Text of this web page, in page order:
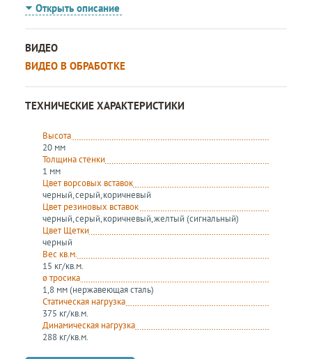
Открыть описание
ВИДЕО
ВИДЕО В ОБРАБОТКЕ
ТЕХНИЧЕСКИЕ ХАРАКТЕРИСТИКИ
Высота
20 мм
Толщина стенки
1 мм
Цвет ворсовых вставок
черный, серый, коричневый
Цвет резиновых вставок
черный, серый, коричневый, желтый (сигнальный)
Цвет Щетки
черный
Вес кв.м.
15 кг/кв.м.
ø тросика
1,8 мм (нержавеющая сталь)
Статическая нагрузка
375 кг/кв.м.
Динамическая нагрузка
288 кг/кв.м.